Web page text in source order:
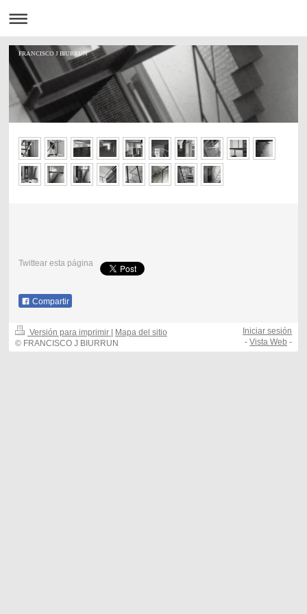
FRANCISCO J BIURRUN
Twittear esta página
Compartir
Versión para imprimir | Mapa del sitio
© FRANCISCO J BIURRUN
Iniciar sesión
-Vista Web -